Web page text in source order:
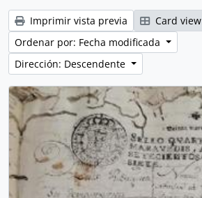
Imprimir vista previa Card view
Ordenar por: Fecha modificada
Dirección: Descendente